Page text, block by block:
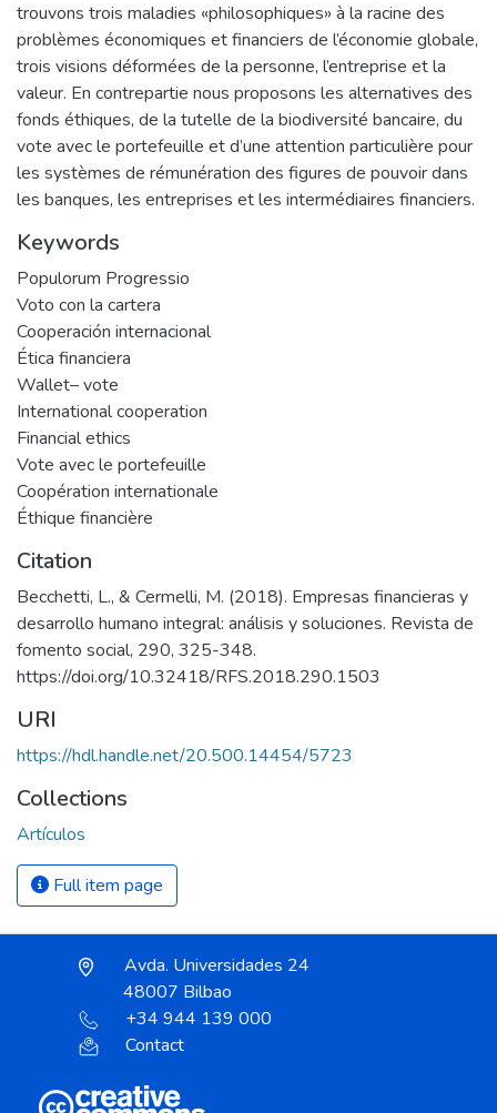
trouvons trois maladies «philosophiques» à la racine des
problèmes économiques et financiers de l’économie globale,
trois visions déformées de la personne, l’entreprise et la
valeur. En contrepartie nous proposons les alternatives des
fonds éthiques, de la tutelle de la biodiversité bancaire, du
vote avec le portefeuille et d’une attention particulière pour
les systèmes de rémunération des figures de pouvoir dans
les banques, les entreprises et les intermédiaires financiers.
Keywords
Populorum Progressio
Voto con la cartera
Cooperación internacional
Ética financiera
Wallet– vote
International cooperation
Financial ethics
Vote avec le portefeuille
Coopération internationale
Éthique financière
Citation
Becchetti, L., & Cermelli, M. (2018). Empresas financieras y
desarrollo humano integral: análisis y soluciones. Revista de
fomento social, 290, 325-348.
https://doi.org/10.32418/RFS.2018.290.1503
URI
https://hdl.handle.net/20.500.14454/5723
Collections
Artículos
Full item page
Avda. Universidades 24
48007 Bilbao
+34 944 139 000
Contact